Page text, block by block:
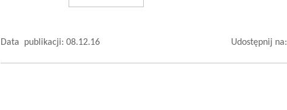
Data publikacji: 08.12.16 Udostępnij na: